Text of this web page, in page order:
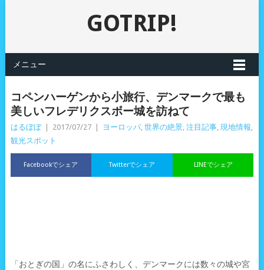
GOTRIP!
メニュー
コペンハーゲンから小旅行、デンマークで最も
美しいフレデリクスボー城を訪ねて
はるぼぼ 2017/07/27 ヨーロッパ, 世界の絶景, 注目記事, 現地情報,
観光スポット
Facebookでシェア LINEでシェア
Twitterでシェア
「おとぎの国」の名にふさわしく、デンマークには数々の城や宮